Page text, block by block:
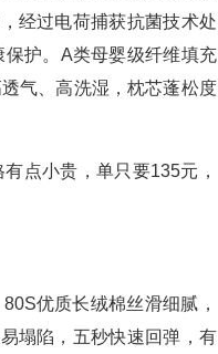
经过电荷捕获抗菌技术处
护。A类母婴级纤维填充
气、高洗湿，枕芯蓬松度
点小贵，单只要135元，
优质长绒棉丝滑细腻，
塌陷，五秒快速回弹，有